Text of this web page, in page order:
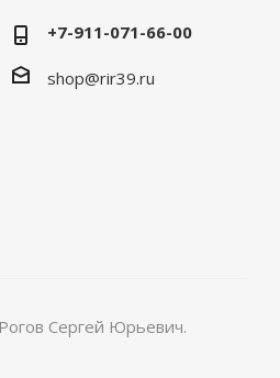
+7-911-071-66-00
shop@rir39.ru
Сергей Юрьевич.